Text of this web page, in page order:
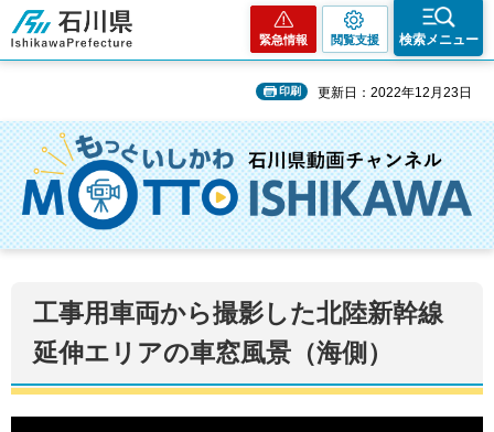
石川県
緊急情報 閲覧支援 検索メニュー
印刷 更新日：2022年12月23日
工事用車両から撮影した北陸新幹線
延伸エリアの車窓風景（海側）